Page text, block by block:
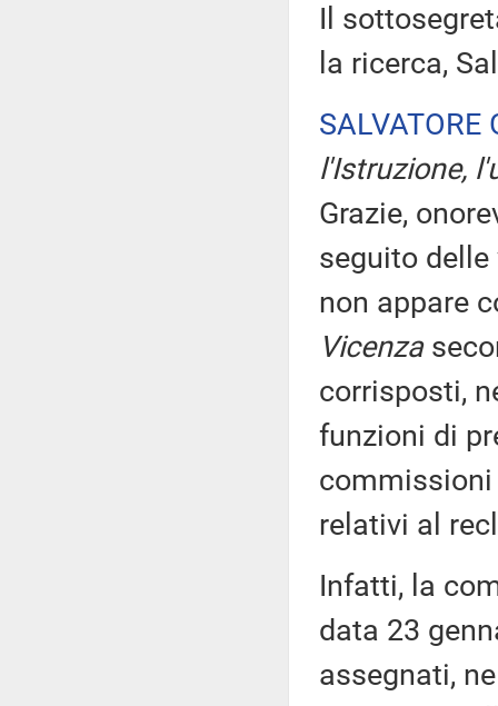
Il
la ricerca,
SALVATORE
l'Istruzione,
Grazie,
seguito
non appare
Vicenza
corrisposti,
funzioni di
relativi al
Infatti, la
data 23
assegnati,